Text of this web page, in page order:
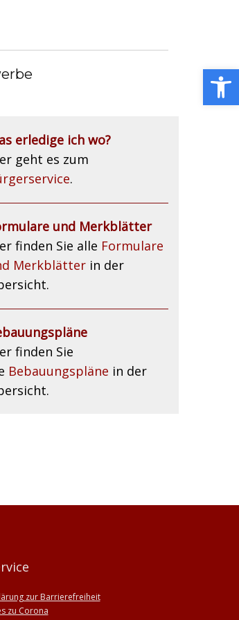
erledige ich wo?
geht es zum
.
und Merkblätter
finden Sie alle Formulare
Merkblätterin der
finden Sie
Bebauungspläne in der
zur Barrierefreiheit
zu Corona
Open toolbar